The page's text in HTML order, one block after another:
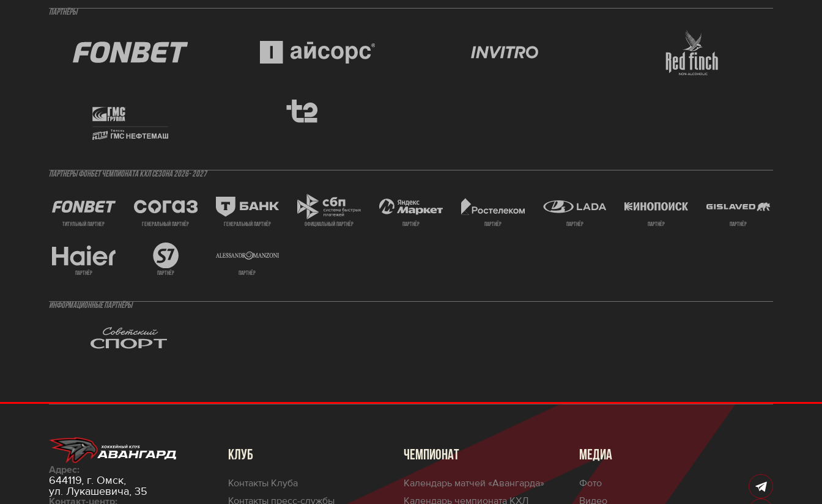
ПАРТНЁРЫ
ПАРТНЕРЫ ФОНБЕТ ЧЕМПИОНАТА КХЛ СЕЗОНА 2026- 2027
титульный партнер генеральный партнёр генеральный партнёр официальный партнёр партнёр партнёр партнёр партнёр партнёр
партнёр партнёр партнёр
ИНФОРМАЦИОННЫЕ ПАРТНЁРЫ
Адрес:
644119, г. Омск,
ул. Лукашевича, 35
Контакт-центр:
КЛУБ
Контакты Клуба
Контакты пресс-службы
ЧЕМПИОНАТ
Календарь матчей «Авангарда»
Календарь чемпионата КХЛ
МЕДИА
Фото
Видео